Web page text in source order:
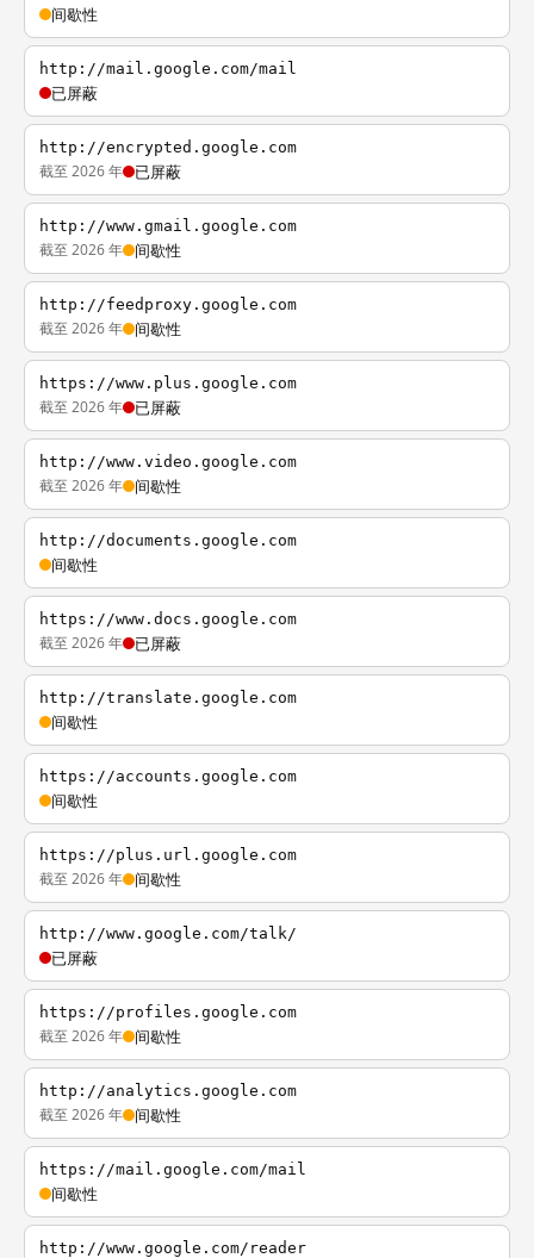
间歇性
http://mail.google.com/mail
已屏蔽
http://encrypted.google.com
截至 2026 年 已屏蔽
http://www.gmail.google.com
截至 2026 年 间歇性
http://feedproxy.google.com
截至 2026 年 间歇性
https://www.plus.google.com
截至 2026 年 已屏蔽
http://www.video.google.com
截至 2026 年 间歇性
http://documents.google.com
间歇性
https://www.docs.google.com
截至 2026 年 已屏蔽
http://translate.google.com
间歇性
https://accounts.google.com
间歇性
https://plus.url.google.com
截至 2026 年 间歇性
http://www.google.com/talk/
已屏蔽
https://profiles.google.com
截至 2026 年 间歇性
http://analytics.google.com
截至 2026 年 间歇性
https://mail.google.com/mail
间歇性
http://www.google.com/reader